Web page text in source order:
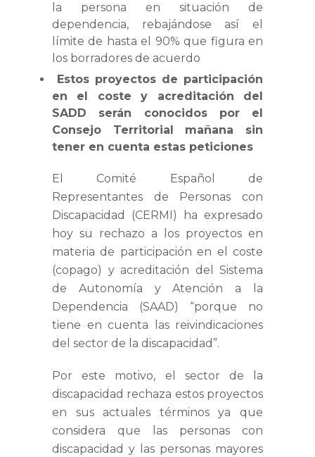
la persona en situación de
dependencia, rebajándose así el
límite de hasta el 90% que figura en
los borradores de acuerdo
Estos proyectos de participación
en el coste y acreditación del
SADD serán conocidos por el
Consejo Territorial mañana sin
tener en cuenta estas peticiones
El Comité Español de
Representantes de Personas con
Discapacidad (CERMI) ha expresado
hoy su rechazo a los proyectos en
materia de participación en el coste
(copago) y acreditación del Sistema
de Autonomía y Atención a la
Dependencia (SAAD) “porque no
tiene en cuenta las reivindicaciones
del sector de la discapacidad”.
Por este motivo, el sector de la
discapacidad rechaza estos proyectos
en sus actuales términos ya que
considera que las personas con
discapacidad y las personas mayores